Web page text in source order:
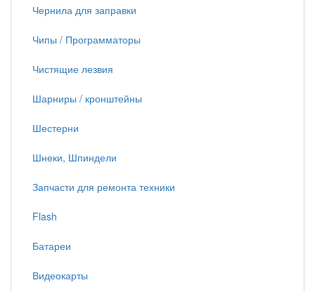
Чернила для заправки
Чипы / Программаторы
Чистящие лезвия
Шарниры / кронштейны
Шестерни
Шнеки, Шпиндели
Запчасти для ремонта техники
Flash
Батареи
Видеокарты